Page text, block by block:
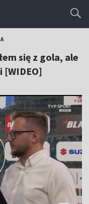
się z gola, ale
[WIDEO]